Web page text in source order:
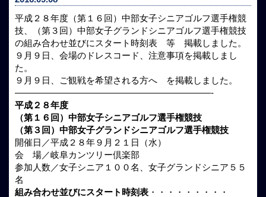
平成２８年度（第１６回）中部女子シニアゴルフ選手権競
技、（第３回）中部女子グランドシニアゴルフ選手権競技
の組み合わせ並びにスタート時刻表 等 掲載しました。
９月９日、会場のドレスコード、注意事項を掲載しまし
た。
９月９日、ご観戦を希望される方へ を掲載しました。
——————————————————————-
平成２８年度
（第１６回）中部女子シニアゴルフ選手権競技
（第３回）中部女子グランドシニアゴルフ選手権競技
開催日／平成２８年９月２１日（水）
会 場／岐阜カンツリー倶楽部
参加人数／女子シニア１００名、女子グランドシニア５５
名
組み合わせ並びにスタート時刻表 ・・・・・・・・・